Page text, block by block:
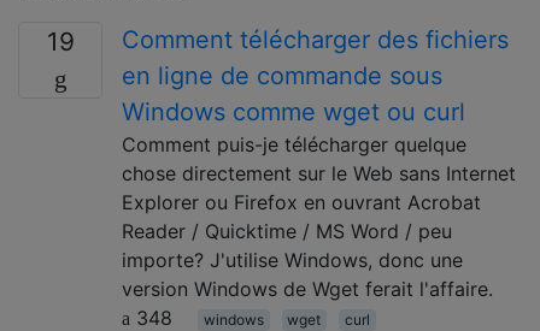
19
Comment télécharger des fichiers
en ligne de commande sous
Windows comme wget ou curl
Comment puis-je télécharger quelque
chose directement sur le Web sans Internet
Explorer ou Firefox en ouvrant Acrobat
Reader / Quicktime / MS Word / peu
importe? J'utilise Windows, donc une
version Windows de Wget ferait l'affaire.
348
windows wget curl